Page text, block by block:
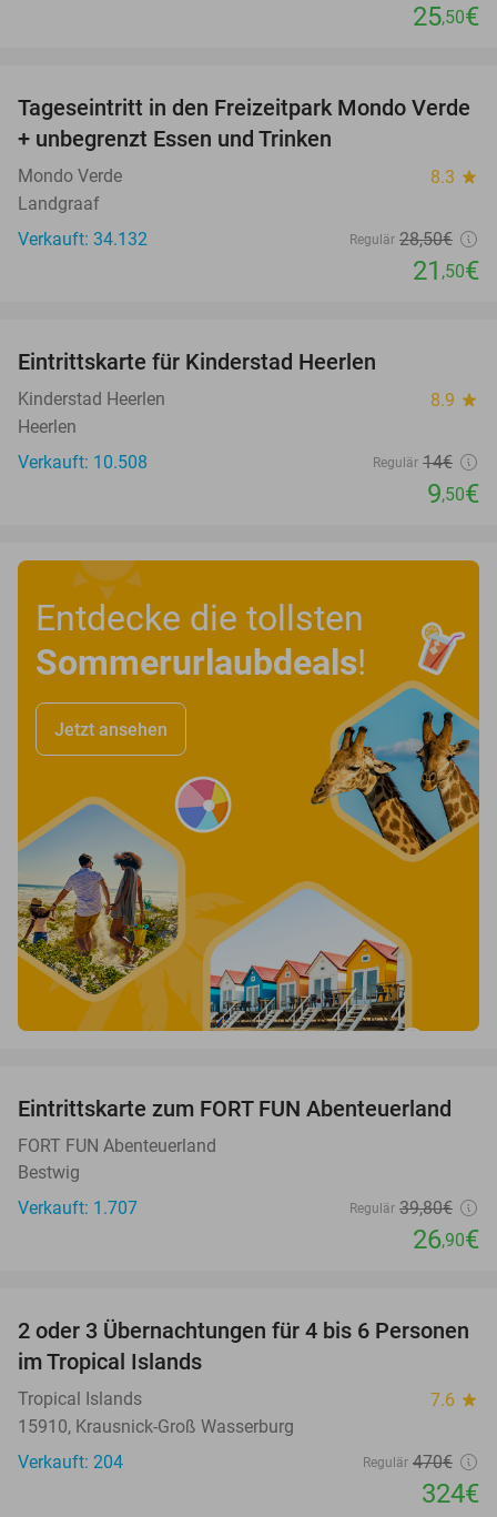
25,50€
25%
Tageseintritt in den Freizeitpark Mondo Verde
+ unbegrenzt Essen und Trinken
Mondo Verde 8.3 star
Landgraaf
Verkauft: 34.132
Regulär 28,50€
21 ,50€
Eintrittskarte für Kinderstad Heerlen
Kinderstad Heerlen 8.9 star
Heerlen
Verkauft: 10.508
Regulär 14€
9,50€
Entdecke die tollsten
Sommerurlaubdeals!
Jetzt ansehen
32%
Eintrittskarte zum FORT FUN Abenteuerland
FORT FUN Abenteuerland
Bestwig
Verkauft: 1.707
Regulär 39,80€
26,90€
31%
2 oder 3 Übernachtungen für 4 bis 6 Personen
im Tropical Islands
Tropical Islands 7.6 star
15910, Krausnick-Groß Wasserburg
Verkauft: 204
Regulär 470€
324€